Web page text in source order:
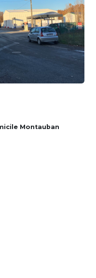
Montauban